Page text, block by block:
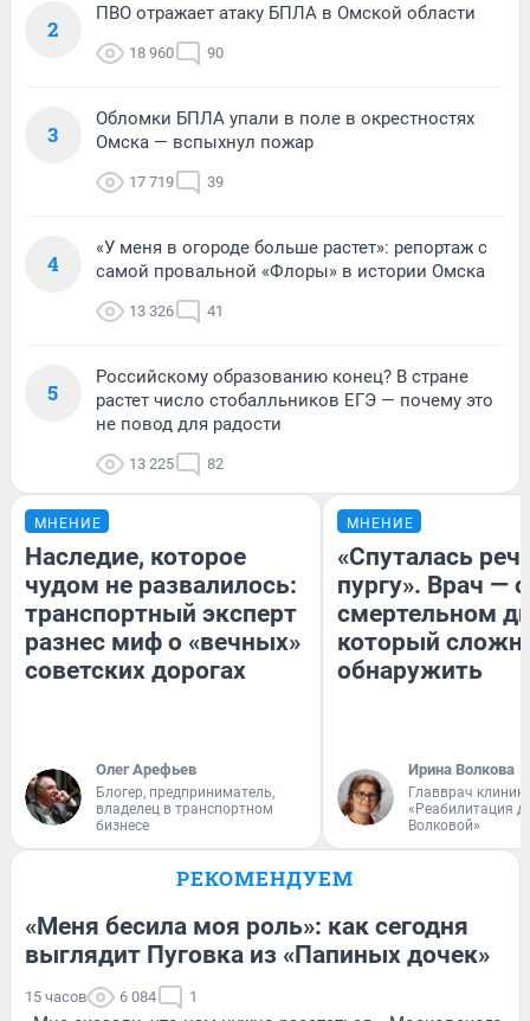
2
ПВО отражает атаку БПЛА в Омской области
18 960 90
3
Обломки БПЛА упали в поле в окрестностях
Омска — вспыхнул пожар
17 719 39
4
«У меня в огороде больше растет»: репортаж с
самой провальной «Флоры» в истории Омска
13 326 41
5
Российскому образованию конец? В стране
растет число стобалльников ЕГЭ — почему это
не повод для радости
13 225 82
МНЕНИЕ
Наследие, которое
чудом не развалилось:
транспортный эксперт
разнес миф о «вечных»
советских дорогах
Олег Арефьев
Блогер, предприниматель,
владелец в транспортном
бизнесе
МНЕНИЕ
«Спуталась
пургу». Врач — о
смертельном
который
обнаружить
Ирина Волкова
Главврач
«Реабилитация
Волковой»
РЕКОМЕНДУЕМ
«Меня бесила моя роль»: как сегодня
выглядит Пуговка из «Папиных дочек»
15 часов 6 084 1